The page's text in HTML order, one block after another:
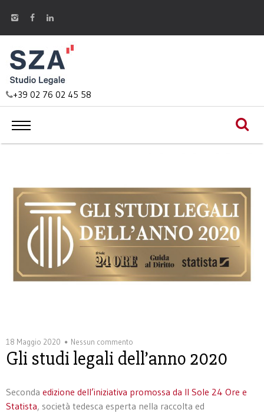
+39 02 76 02 45 58
18 Maggio 2020 Nessun commento
Gli studi legali dell’anno 2020
Seconda edizione dell’iniziativa promossa da Il Sole 24 Ore e
Statista, società tedesca esperta nella raccolta ed